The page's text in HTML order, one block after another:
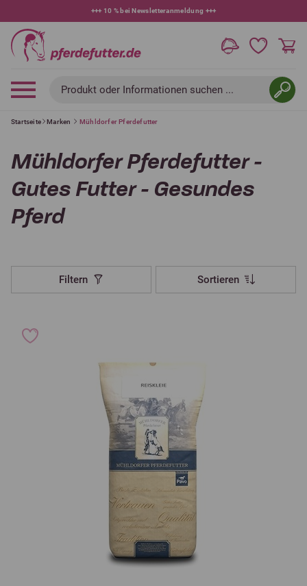
+++ 10 % bei Newsletteranmeldung +++
Produkt oder Informationen suchen ...
Startseite Marken Mühldorfer Pferdefutter
Mühldorfer Pferdefutter -
Gutes Futter - Gesundes
Pferd
Filtern Sortieren